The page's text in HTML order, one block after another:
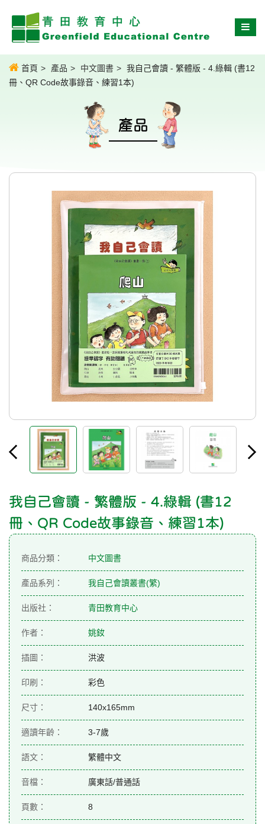
首頁 產品 中文圖書
我自己會讀 - 繁體版 - 4.綠輯 (書12
冊、QR Code故事錄音、練習1本)
產品
我自己會讀 - 繁體版 - 4.綠輯 (書12
冊、QR Code故事錄音、練習1本)
商品分類： 中文圖書
產品系列： 我自己會讀叢書(繁)
出版社： 青田教育中心
作者： 姚釹
插圖： 洪波
印刷： 彩色
尺寸： 140x165mm
適讀年齡： 3-7歲
語文： 繁體中文
音檔： 廣東話/普通話
頁數： 8